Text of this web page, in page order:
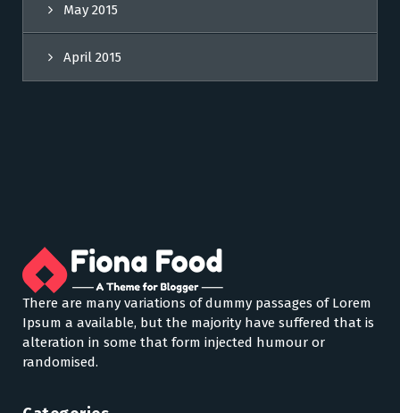
May 2015
April 2015
There are many variations of dummy passages of Lorem
Ipsum a available, but the majority have suffered that is
alteration in some that form injected humour or
randomised.